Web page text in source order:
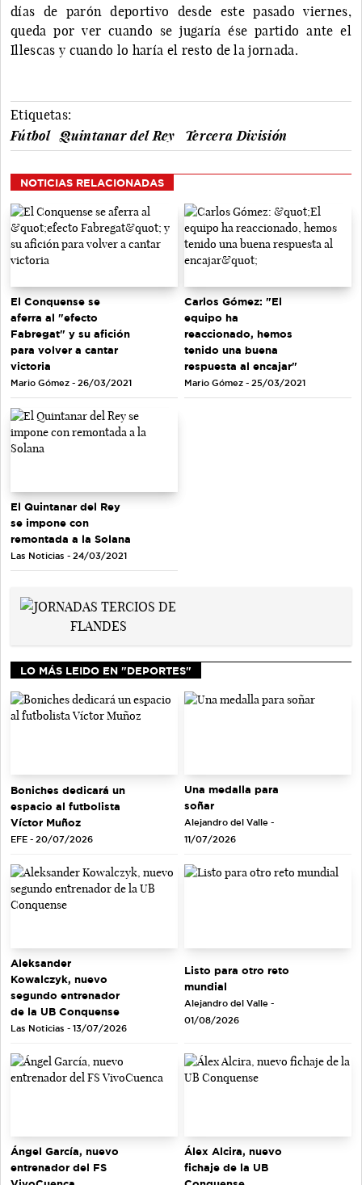
días de parón deportivo desde este pasado viernes,
queda por ver cuando se jugaría ése partido ante el
Illescas y cuando lo haría el resto de la jornada.
Etiquetas:
Fútbol
Quintanar del Rey Tercera División
NOTICIAS RELACIONADAS
El Conquense se
aferra al "efecto
Fabregat" y su afición
para volver a cantar
victoria
Mario Gómez - 26/03/2021
Carlos Gómez: "El
equipo ha
reaccionado, hemos
tenido una buena
respuesta al encajar"
Mario Gómez - 25/03/2021
El Quintanar del Rey
se impone con
remontada a la Solana
Las Noticias - 24/03/2021
LO MÁS LEIDO EN "DEPORTES"
Boniches dedicará un
espacio al futbolista
Víctor Muñoz
EFE - 20/07/2026
Una medalla para
soñar
Alejandro del Valle -
11/07/2026
Aleksander
Kowalczyk, nuevo
segundo entrenador
de la UB Conquense
Las Noticias - 13/07/2026
Listo para otro reto
mundial
Alejandro del Valle -
01/08/2026
Ángel García, nuevo
entrenador del FS
Álex Alcira, nuevo
fichaje de la UB